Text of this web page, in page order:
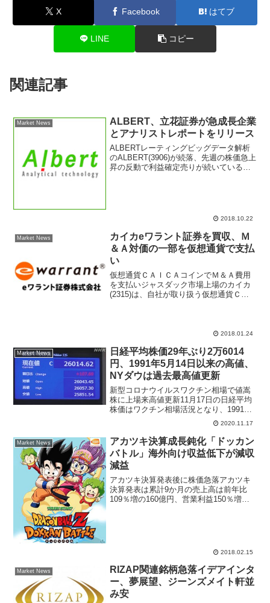
X Facebook はてブ
LINE コピー
関連記事
Market News
ALBERT、立花証券が急成長企業
とアナリストレポートをリリース
ALBERTレーティングビッグデータ解析
のALBERT(3906)が続落、先週の株価急上
昇の反動で利益確定売りが続いている模
2018.10.22
Market News
カイカeワラント証券を買収、Ｍ
＆Ａ対価の一部を仮想通貨で支払
い
仮想通貨ＣＡＩＣＡコインでＭ＆Ａ費用
を支払いジャスダック市場上場のカイカ
(2315)は、自社が取り扱う仮想通貨ＣＡ
2018.01.24
Market News
日経平均株価29年ぶり2万6014
円、1991年5月14日以来の高値、
NYダウは過去最高値更新
新型コロナウイルスワクチン相場で値嵩
株に上場来高値更新11月17日の日経平均
株価はワクチン相場活況となり、1991年5
月14日以来の29年ぶりに2万6000円台を
回復した。11月16日の米国株式市場はNY
ダウが過去最高値を更新した。大引け
の...
2020.11.17
Market News
アカツキ決算成長鈍化「ドッカン
バトル」海外向け収益低下が減収
減益
アカツキ決算発表後に株価急落アカツキ
決算発表は累計9か月の売上高は前年比
109％増の160億円、営業利益150％増の
2018.02.15
Market News
RIZAP関連銘柄急落イデアインタ
ー、夢展望、ジーンズメイト軒並
み安